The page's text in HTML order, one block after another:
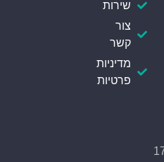
שירות
צור
קשר
מדיניות
פרטיות